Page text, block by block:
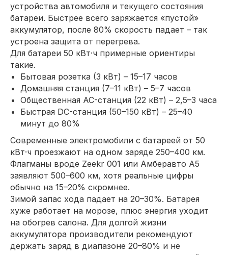
устройства автомобиля и текущего состояния
батареи. Быстрее всего заряжается «пустой»
аккумулятор, после 80% скорость падает – так
устроена защита от перегрева.
Для батареи 50 кВт·ч примерные ориентиры
такие.
Бытовая розетка (3 кВт) – 15–17 часов
Домашняя станция (7–11 кВт) – 5–7 часов
Общественная AC-станция (22 кВт) – 2,5–3 часа
Быстрая DC-станция (50–150 кВт) – 25–40
минут до 80%
Современные электромобили с батареей от 50
кВт·ч проезжают на одном заряде 250–400 км.
Флагманы вроде Zeekr 001 или Амберавто А5
заявляют 500–600 км, хотя реальные цифры
обычно на 15–20% скромнее.
Зимой запас хода падает на 20–30%. Батарея
хуже работает на морозе, плюс энергия уходит
на обогрев салона. Для долгой жизни
аккумулятора производители рекомендуют
держать заряд в диапазоне 20–80% и не